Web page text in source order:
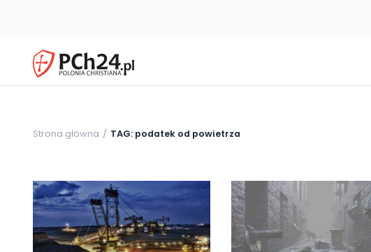
Strona główna TAG: podatek od powietrza